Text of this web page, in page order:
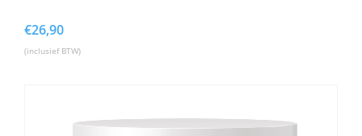
€26,90
(inclusief BTW)